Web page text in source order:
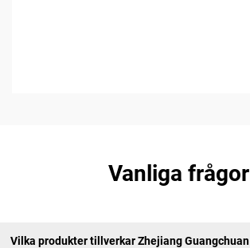
Vanliga frågor
Vilka produkter tillverkar Zhejiang Guangchuan